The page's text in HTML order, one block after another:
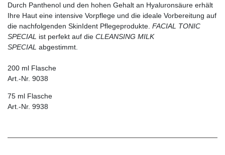
Durch Panthenol und den hohen Gehalt an Hyaluronsäure erhält
Ihre Haut eine intensive Vorpflege und die ideale Vorbereitung auf
die nachfolgenden SkinIdent Pflegeprodukte. FACIAL TONIC
SPECIAL ist perfekt auf die CLEANSING MILK
SPECIAL abgestimmt.
200 ml Flasche
Art.-Nr. 9038
75 ml Flasche
Art.-Nr. 9938